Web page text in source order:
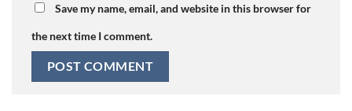
Save my name, email, and website in this browser for
the next time I comment.